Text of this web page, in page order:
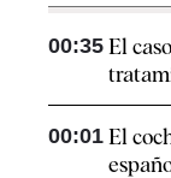
00:35 El
00:01 El